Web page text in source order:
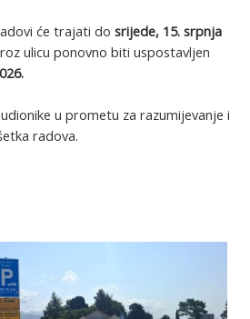
će trajati do srijede, 15. srpnja
ulicu ponovno biti uspostavljen
u prometu za razumijevanje i
radova.